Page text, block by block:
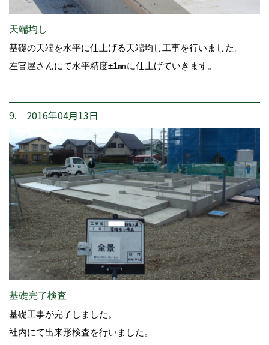
天端均し
基礎の天端を水平に仕上げる天端均し工事を行いました。
左官屋さんにて水平精度±1㎜に仕上げていきます。
9. 2016年04月13日
基礎完了検査
基礎工事が完了しました。
社内にて出来形検査を行いました。